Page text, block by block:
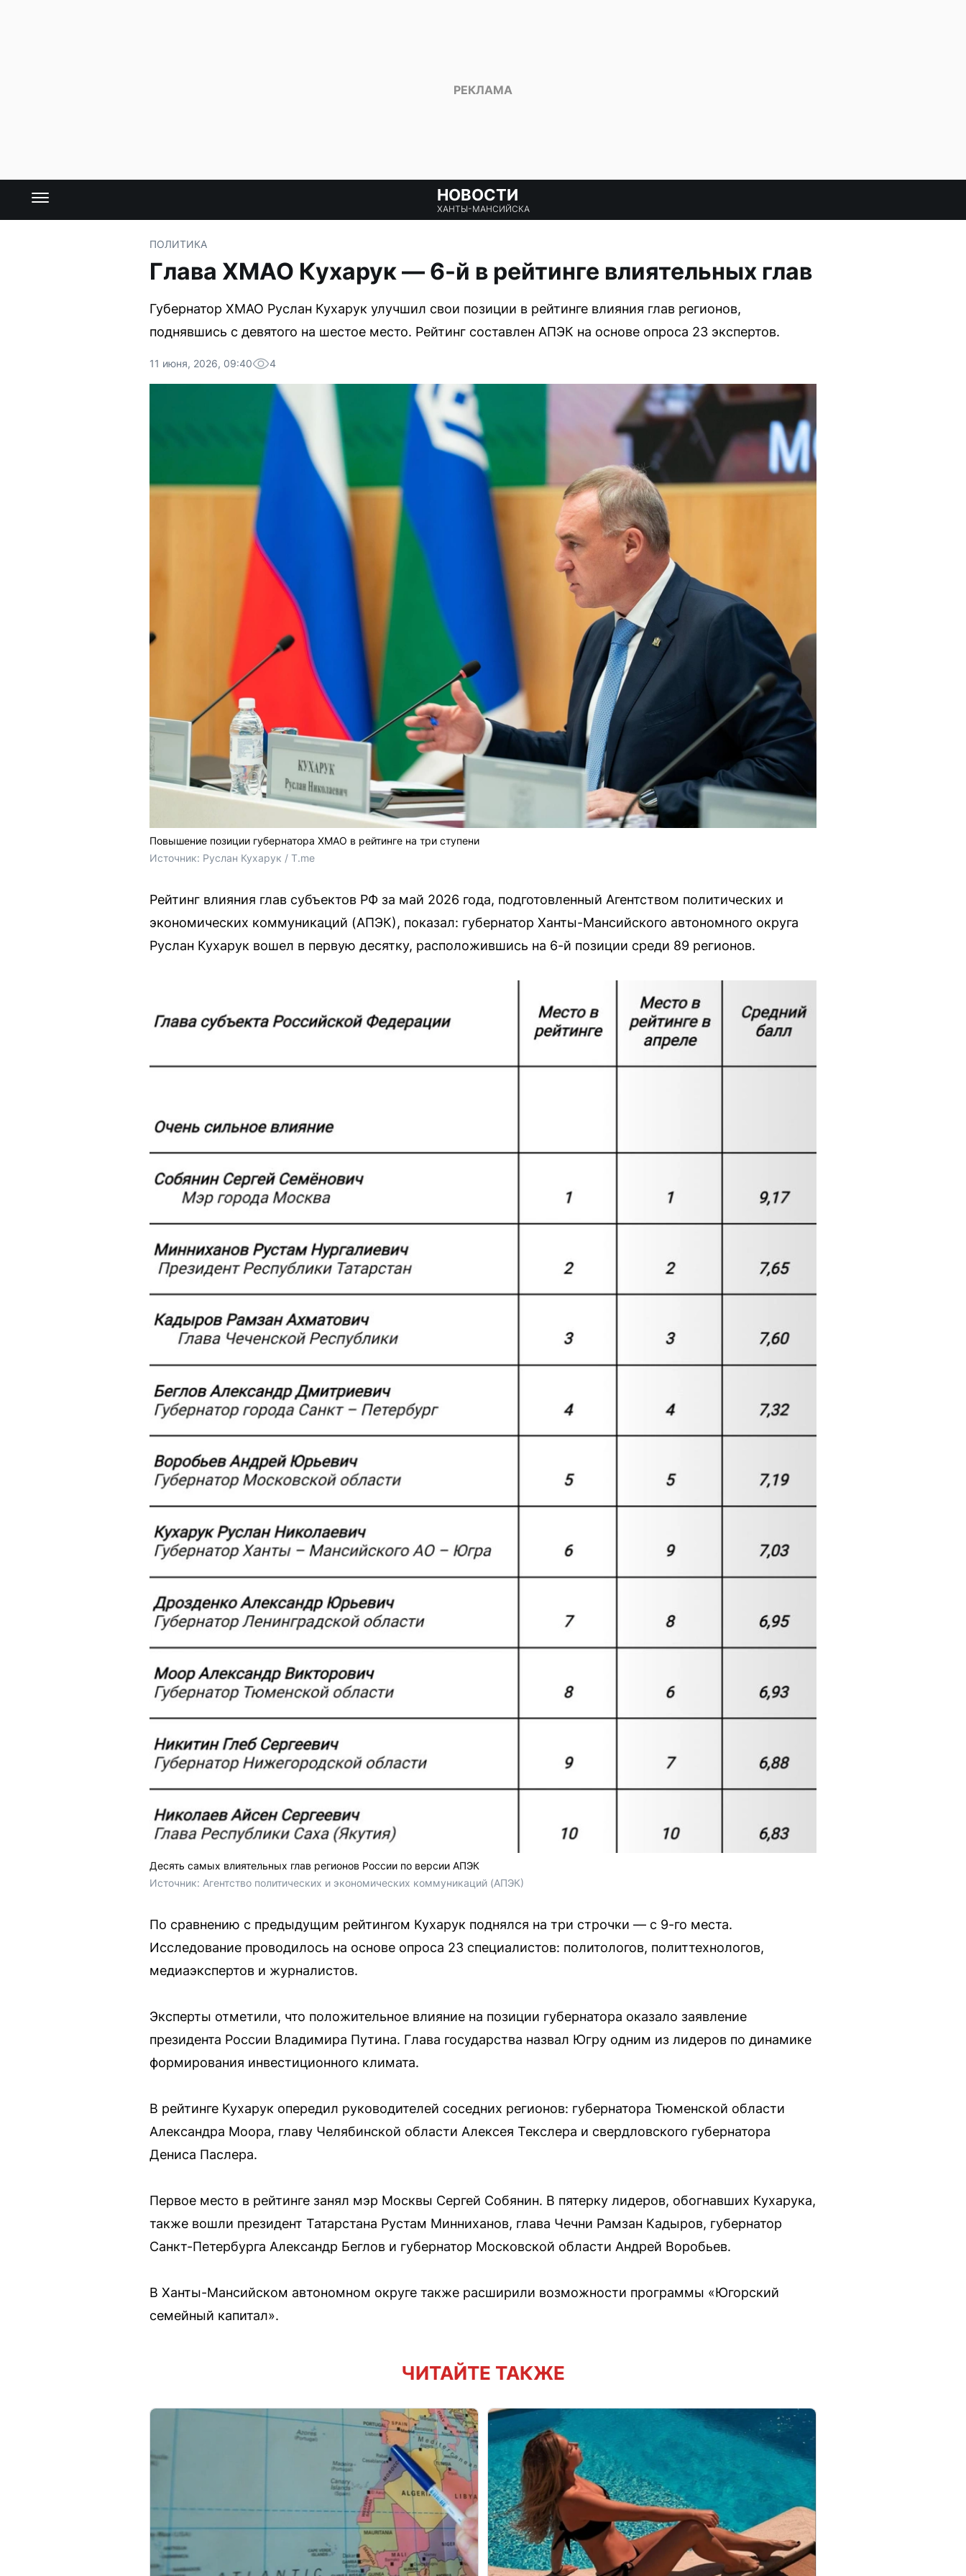
НОВОСТИ
ХАНТЫ-МАНСИЙСКА
ПОЛИТИКА
Глава ХМАО Кухарук — 6-й в рейтинге влиятельных глав
Губернатор ХМАО Руслан Кухарук улучшил свои позиции в рейтинге влияния глав регионов,
поднявшись с девятого на шестое место. Рейтинг составлен АПЭК на основе опроса 23 экспертов.
11 июня, 2026, 09:40 4
Повышение позиции губернатора ХМАО в рейтинге на три ступени
Источник: Руслан Кухарук / T.me
Рейтинг влияния глав субъектов РФ за май 2026 года, подготовленный Агентством политических и
экономических коммуникаций (АПЭК), показал: губернатор Ханты-Мансийского автономного округа
Руслан Кухарук вошел в первую десятку, расположившись на 6-й позиции среди 89 регионов.
Десять самых влиятельных глав регионов России по версии АПЭК
Источник: Агентство политических и экономических коммуникаций (АПЭК)
По сравнению с предыдущим рейтингом Кухарук поднялся на три строчки — с 9-го места.
Исследование проводилось на основе опроса 23 специалистов: политологов, политтехнологов,
медиаэкспертов и журналистов.
Эксперты отметили, что положительное влияние на позиции губернатора оказало заявление
президента России Владимира Путина. Глава государства назвал Югру одним из лидеров по динамике
формирования инвестиционного климата.
В рейтинге Кухарук опередил руководителей соседних регионов: губернатора Тюменской области
Александра Моора, главу Челябинской области Алексея Текслера и свердловского губернатора
Дениса Паслера.
Первое место в рейтинге занял мэр Москвы Сергей Собянин. В пятерку лидеров, обогнавших Кухарука,
также вошли президент Татарстана Рустам Минниханов, глава Чечни Рамзан Кадыров, губернатор
Санкт-Петербурга Александр Беглов и губернатор Московской области Андрей Воробьев.
В Ханты-Мансийском автономном округе также расширили возможности программы «Югорский
семейный капитал».
ЧИТАЙТЕ ТАКЖЕ